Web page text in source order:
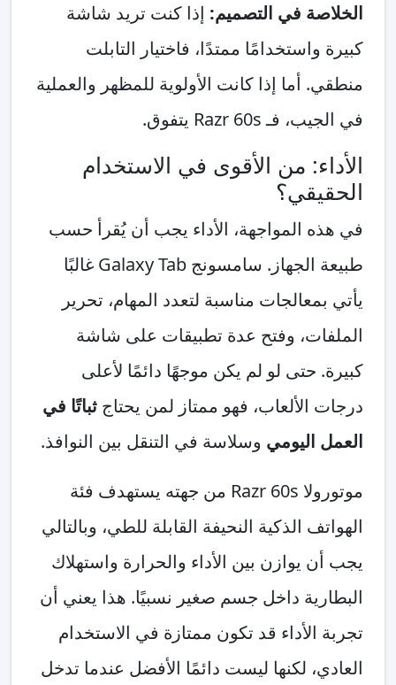
الخلاصة في التصميم: إذا كنت تريد شاشة
كبيرة واستخدامًا ممتدًا، فاختيار التابلت
منطقي. أما إذا كانت الأولوية للمظهر والعملية
في الجيب، فـ Razr 60s يتفوق.
الأداء: من الأقوى في الاستخدام
الحقيقي؟
في هذه المواجهة، الأداء يجب أن يُقرأ حسب
طبيعة الجهاز. سامسونج Galaxy Tab غالبًا
يأتي بمعالجات مناسبة لتعدد المهام، تحرير
الملفات، وفتح عدة تطبيقات على شاشة
كبيرة. حتى لو لم يكن موجهًا دائمًا لأعلى
درجات الألعاب، فهو ممتاز لمن يحتاج ثباتًا في
العمل اليومي وسلاسة في التنقل بين النوافذ.
موتورولا Razr 60s من جهته يستهدف فئة
الهواتف الذكية النحيفة القابلة للطي، وبالتالي
يجب أن يوازن بين الأداء والحرارة واستهلاك
البطارية داخل جسم صغير نسبيًا. هذا يعني أن
تجربة الأداء قد تكون ممتازة في الاستخدام
العادي، لكنها ليست دائمًا الأفضل عندما تدخل